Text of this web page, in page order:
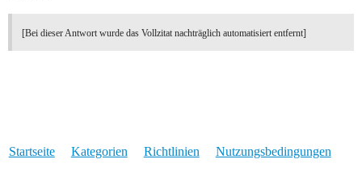
[Bei dieser Antwort wurde das Vollzitat nachträglich automatisiert entfernt]
Startseite Kategorien Richtlinien Nutzungsbedingungen